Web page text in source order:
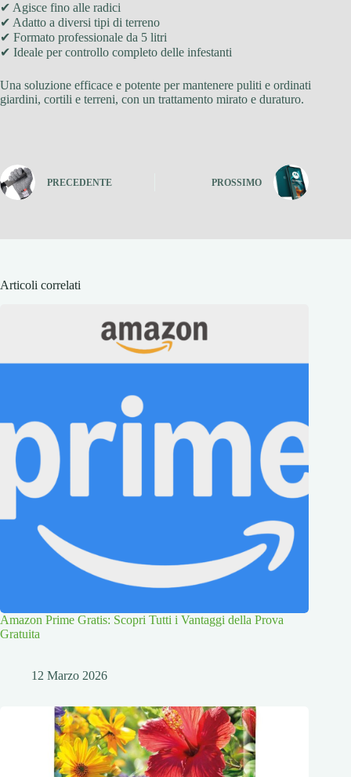
✔ Agisce fino alle radici
✔ Adatto a diversi tipi di terreno
✔ Formato professionale da 5 litri
✔ Ideale per controllo completo delle infestanti
Una soluzione efficace e potente per mantenere puliti e ordinati
giardini, cortili e terreni, con un trattamento mirato e duraturo.
PRECEDENTE PROSSIMO
Articoli correlati
Amazon Prime Gratis: Scopri Tutti i Vantaggi della Prova
Gratuita
12 Marzo 2026